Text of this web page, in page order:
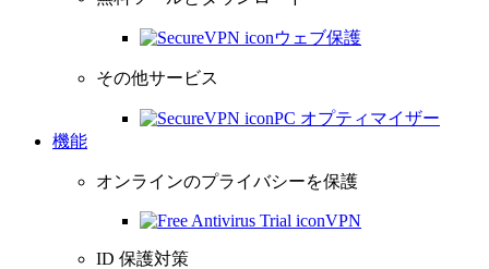
ウェブ保護
その他サービス
PC オプティマイザー
機能
オンラインのプライバシーを保護
VPN
ID 保護対策